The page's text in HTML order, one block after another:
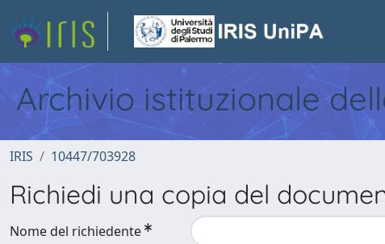
Archivio istituzionale
IRIS 10447/703928
Richiedi una copia del
Nome del richiedente